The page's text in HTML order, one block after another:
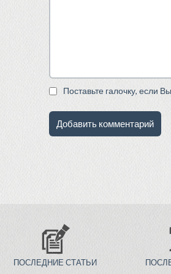
Поставьте галочку, если
ПОСЛЕДНИЕ СТАТЬИ